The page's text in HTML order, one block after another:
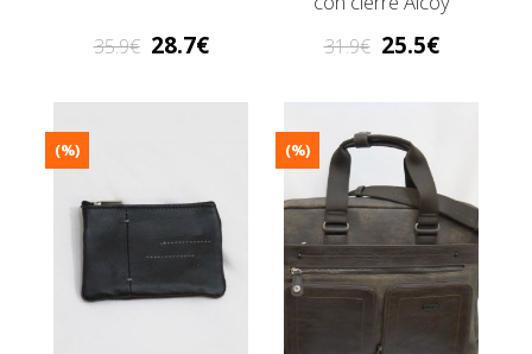
35.9 28.7 31.9 25.5
(%) (%)